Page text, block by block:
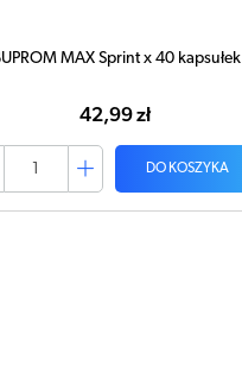
MAX Sprint x 40 kapsułek
42,99 zł
DO KOSZYKA